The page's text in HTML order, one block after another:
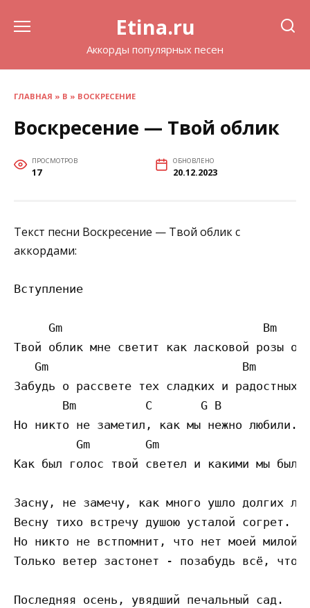
Etina.ru
Аккорды популярных песен
ГЛАВНАЯ » В » ВОСКРЕСЕНИЕ
Воскресение — Твой облик
ПРОСМОТРОВ
17
ОБНОВЛЕНО
20.12.2023
Текст песни Воскресение — Твой облик с
аккордами:
Вступление
     Gm                             Bm
Твой облик мне светит как ласковой розы
   Gm                            Bm
Забудь о рассвете тех сладких и радостных
       Bm          C       G B
Но никто не заметил, как мы нежно любили.
         Gm        Gm
Как был голос твой светел и какими мы
Засну, не замечу, как много ушло долгих
Весну тихо встречу душою усталой согрет.
Но никто не встпомнит, что нет моей милой.
Только ветер застонет - позабудь всё, что
Последняя осень, увядший печальный сад.